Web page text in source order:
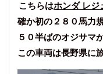
こちらはホンダ レジ
確か初の２８０馬力
５０半ばのオジサマ
この車両は長野県に